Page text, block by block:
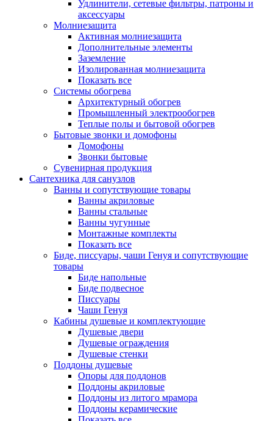
Удлинители, сетевые фильтры, патроны и
аксессуары
Молниезащита
Активная молниезащита
Дополнительные элементы
Заземление
Изолированная молниезащита
Показать все
Системы обогрева
Архитектурный обогрев
Промышленный электрообогрев
Теплые полы и бытовой обогрев
Бытовые звонки и домофоны
Домофоны
Звонки бытовые
Сувенирная продукция
Сантехника для санузлов
Ванны и сопутствующие товары
Ванны акриловые
Ванны стальные
Ванны чугунные
Монтажные комплекты
Показать все
Биде, писсуары, чаши Генуя и сопутствующие
товары
Биде напольные
Биде подвесное
Писсуары
Чаши Генуя
Кабины душевые и комплектующие
Душевые двери
Душевые ограждения
Душевые стенки
Поддоны душевые
Опоры для поддонов
Поддоны акриловые
Поддоны из литого мрамора
Поддоны керамические